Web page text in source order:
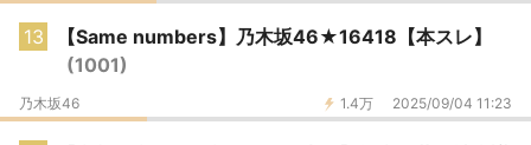
13
【Same numbers】乃木坂46★16418【本スレ】
(1001)
1.4万 2025/09/04 11:23
乃木坂46